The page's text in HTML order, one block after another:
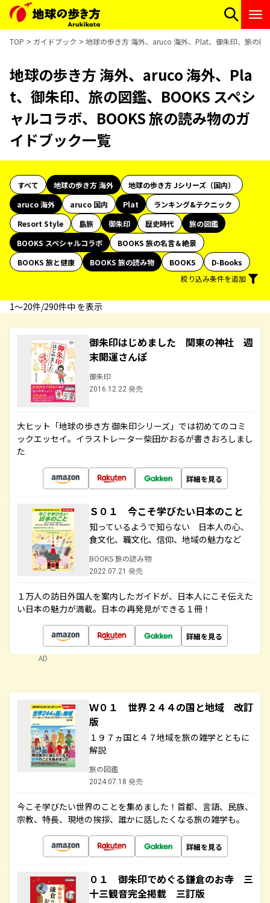
TOP ガイドブック 地球の歩き方 海外、aruco 海外、Plat、御朱印、旅の図
地球の歩き方 海外、aruco 海外、Pla
t、御朱印、旅の図鑑、BOOKS スペシ
ャルコラボ、BOOKS 旅の読み物のガ
イドブック一覧
すべて 地球の歩き方 海外
地球の歩き方 Jシリーズ（国内）
aruco 海外
aruco 国内 Plat
ランキング&テクニック
Resort Style
島旅 御朱印 歴史時代
旅の図鑑
BOOKS スペシャルコラボ
BOOKS 旅の名言＆絶景
BOOKS 旅と健康
BOOKS 旅の読み物 BOOKS
D-Books
絞り込み条件を追加
1〜20件/290件中 を表示
御朱印はじめました 関東の神社 週
末開運さんぽ
御朱印
2016.12.22 発売
大ヒット「地球の歩き方 御朱印シリーズ」では初めてのコミ
ックエッセイ。イラストレーター柴田かおるが書きおろしまし
た
詳細を見る
Ｓ０１ 今こそ学びたい日本のこと
知っているようで知らない 日本人の心、
食文化、職文化、信仰、地域の魅力など
BOOKS 旅の読み物
2022.07.21 発売
１万人の訪日外国人を案内したガイドが、日本人にこそ伝えた
い日本の魅力が満載。日本の再発見ができる１冊！
詳細を見る
AD
Ｗ０１ 世界２４４の国と地域 改訂
版
１９７ヵ国と４７地域を旅の雑学とともに
解説
旅の図鑑
2024.07.18 発売
今こそ学びたい世界のことを集めました！首都、言語、民族、
宗教、特長、現地の挨拶、誰かに話したくなる旅の雑学も。
詳細を見る
０１ 御朱印でめぐる鎌倉のお寺 三
十三観音完全掲載 三訂版